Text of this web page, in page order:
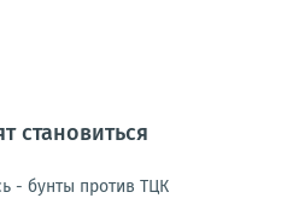
становиться
- бунты против ТЦК